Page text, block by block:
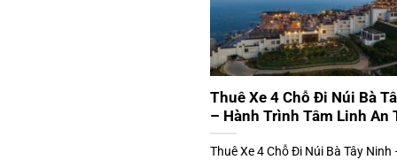
Thuê Xe 4 Chỗ Đi Núi Bà
– Hành Trình Tâm Linh An
Thuê Xe 4 Chỗ Đi Núi Bà Tây Ninh